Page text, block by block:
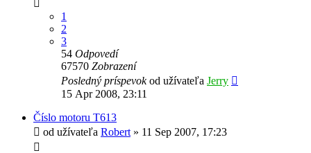
1
2
3
54 Odpovedí
67570 Zobrazení
Posledný príspevokod užívateľa Jerry
15 Apr 2008, 23:11
Číslo motoru T613
od užívateľa Robert » 11 Sep 2007, 17:23